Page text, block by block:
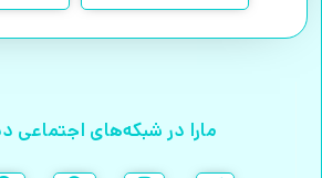
مارا در شبکه‌های اجتماعی